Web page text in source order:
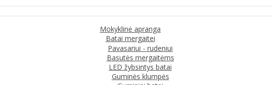
Mokyklinė apranga
Batai mergaitei
Pavasariui - rudeniui
Basutės mergaitėms
LED žybsintys batai
Guminės klumpės